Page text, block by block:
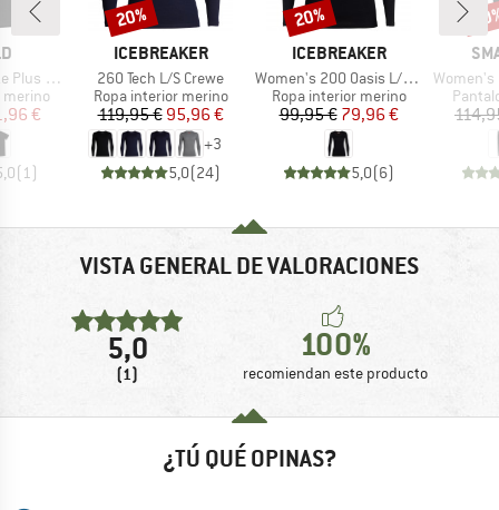
T-Shirt
reducido
€
(1)
MARCA
ICEBREAKER
Artículo
260 Tech L/S Crewe
Product group
Ropa interior merino
Precio
119,95 €Precio reducido
95,96 €
+3
5,0(24)
Descuento
20%
MARCA
ICEBREAKER
Artículo
Women's 200 Oasis L/S Scoop
Product group
Ropa interior merino
Precio
99,95 €Precio reducido
79,96 €
5,0(6)
Descuento
20%
Artículo
Women's Merino
VISTA GENERAL DE VALORACIONES
5,0
(1)
100%
recomiendan este producto
¿TÚ QUÉ OPINAS?